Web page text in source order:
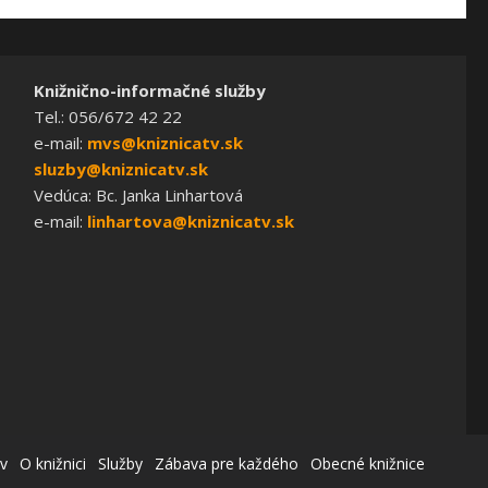
Knižnično-informačné služby
Tel.: 056/672 42 22
e-mail: mvs@kniznicatv.sk
sluzby@kniznicatv.sk
Vedúca: Bc. Janka Linhartová
e-mail: linhartova@kniznicatv.sk
O knižnici Služby Zábava pre každého Obecné knižnice